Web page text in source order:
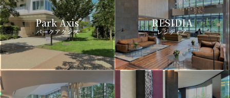
Park Axis
パークアクシス
RESIDIA
レジディア